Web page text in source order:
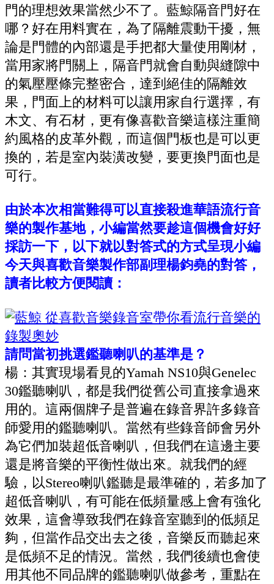
門的理想效果當然少不了。藍鯨隔音門好在
哪？好在用料實在，為了隔離震動干擾，無
論是門體的內部還是手把都大量使用剛材，
當用家將門關上，隔音門就會自動與縫隙中
的氣壓壓條完整密合，達到絕佳的隔離效
果，門面上的材料可以讓用家自行選擇，有
木文、有石材，更有像喜歡音樂這樣注重簡
約風格的皮革外觀，而這個門板也是可以更
換的，若是室內裝潢改變，要更換門面也是
可行。
由於本次相當難得可以直接殺進華語流行音
樂的製作基地，小編當然要趁這個機會好好
採訪一下，以下就以對答式的方式呈現小編
今天與喜歡音樂製作部副理楊鈞堯的對答，
讀者比較方便閱讀：
請問當初挑選鑑聽喇叭的基準是？
楊：其實現場看見的Yamah NS10與Genelec
30鑑聽喇叭， 都是我們從舊公司直接拿過來
用的。這兩個牌子是普遍在錄音界許多錄音
師愛用的鑑聽喇叭。當然有些錄音師會另外
為它們加裝超低音喇叭，但我們在這邊主要
還是將音樂的平衡性做出來。就我們的經
驗，以Stereo喇叭鑑聽是最準確的，若多加了
超低音喇叭，有可能在低頻量感上會有強化
效果，這會導致我們在錄音室聽到的低頻足
夠，但當作品交出去之後，音樂反而聽起來
是低頻不足的情況。當然，我們後續也會使
用其他不同品牌的鑑聽喇叭做參考，重點在